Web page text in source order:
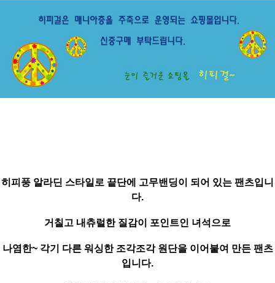
히피풍 알라딘 스타일로 끝단에 고무밴딩이 되어 있는 팬츠입니
다.
거칠고 내츄럴한 질감이 포인트인 녀석으로
나염한~ 각기 다른 워싱한 조각조각 원단을 이어붙여 만든 팬츠
입니다.